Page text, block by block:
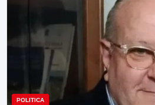
POLITICA